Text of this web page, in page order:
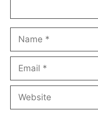
Name
Email
Website